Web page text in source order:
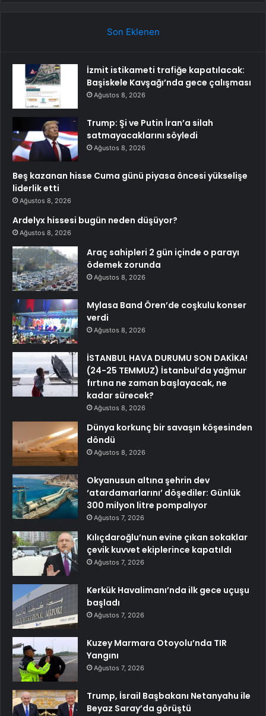
Son Eklenen
İzmit istikameti trafiğe kapatılacak:
Başiskele Kavşağı’nda gece çalışması
Ağustos 8, 2026
Trump: Şi ve Putin İran’a silah
satmayacaklarını söyledi
Ağustos 8, 2026
Beş kazanan hisse Cuma günü piyasa öncesi yükselişe
liderlik etti
Ağustos 8, 2026
Ardelyx hissesi bugün neden düşüyor?
Ağustos 8, 2026
Araç sahipleri 2 gün içinde o parayı
ödemek zorunda
Ağustos 8, 2026
Mylasa Band Ören’de coşkulu konser
verdi
Ağustos 8, 2026
İSTANBUL HAVA DURUMU SON DAKİKA!
(24-25 TEMMUZ) İstanbul’da yağmur
fırtına ne zaman başlayacak, ne
kadar sürecek?
Ağustos 8, 2026
Dünya korkunç bir savaşın köşesinden
döndü
Ağustos 8, 2026
Okyanusun altına şehrin dev
‘atardamarlarını’ döşediler: Günlük
300 milyon litre pompalıyor
Ağustos 7, 2026
Kılıçdaroğlu’nun evine çıkan sokaklar
çevik kuvvet ekiplerince kapatıldı
Ağustos 7, 2026
Kerkük Havalimanı’nda ilk gece uçuşu
başladı
Ağustos 7, 2026
Kuzey Marmara Otoyolu’nda TIR
Yangını
Ağustos 7, 2026
Trump, İsrail Başbakanı Netanyahu ile
Beyaz Saray’da görüştü